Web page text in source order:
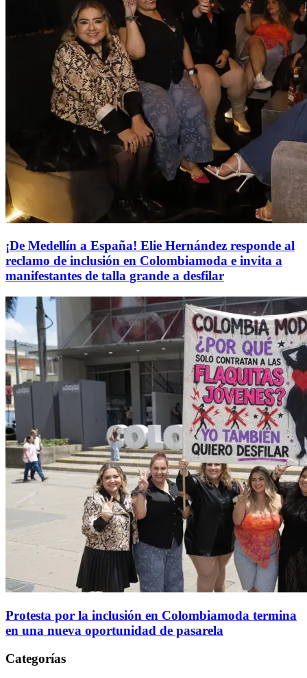
¡De Medellín a España! Elie Hernández responde al
reclamo de inclusión en Colombiamoda e invita a
manifestantes de talla grande a desfilar
Protesta por la inclusión en Colombiamoda termina
en una nueva oportunidad de pasarela
Categorías